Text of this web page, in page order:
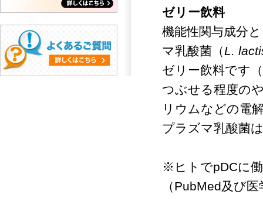
ゼリー飲料
機能性関与成分
マ乳酸菌（L.
ゼリー飲料です
つぶせる程度の
リウムなどの電
プラズマ乳酸菌
※ヒトでpDCに
（PubMed及び